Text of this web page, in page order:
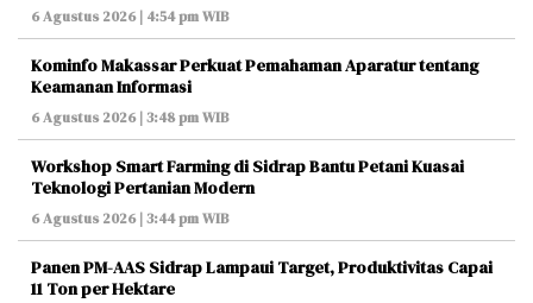
6 Agustus 2026 | 4:54 pm WIB
Kominfo Makassar Perkuat Pemahaman Aparatur tentang
Keamanan Informasi
6 Agustus 2026 | 3:48 pm WIB
Workshop Smart Farming di Sidrap Bantu Petani Kuasai
Teknologi Pertanian Modern
6 Agustus 2026 | 3:44 pm WIB
Panen PM-AAS Sidrap Lampaui Target, Produktivitas Capai
11 Ton per Hektare